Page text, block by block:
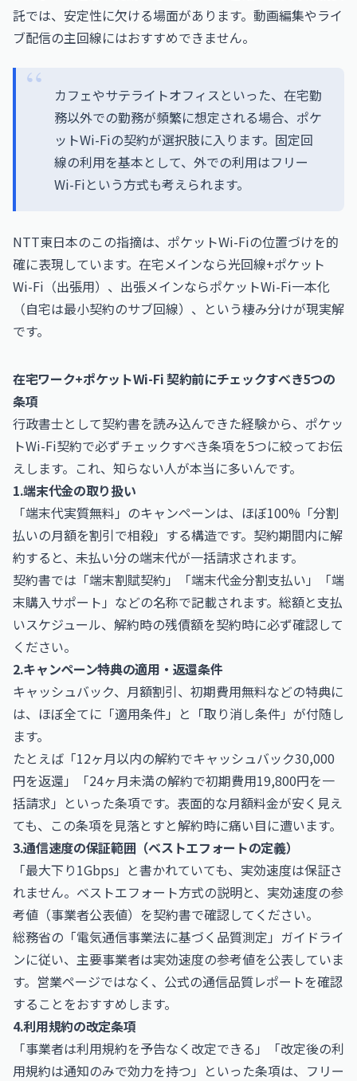
託では、安定性に欠ける場面があります。動画編集やライ
ブ配信の主回線にはおすすめできません。
カフェやサテライトオフィスといった、在宅勤
務以外での勤務が頻繁に想定される場合、ポケ
ットWi-Fiの契約が選択肢に入ります。固定回
線の利用を基本として、外での利用はフリー
Wi-Fiという方式も考えられます。
NTT東日本のこの指摘は、ポケットWi-Fiの位置づけを的
確に表現しています。在宅メインなら光回線+ポケット
Wi-Fi（出張用）、出張メインならポケットWi-Fi一本化
（自宅は最小契約のサブ回線）、という棲み分けが現実解
です。
在宅ワーク+ポケットWi-Fi 契約前にチェックすべき5つの
条項
行政書士として契約書を読み込んできた経験から、ポケッ
トWi-Fi契約で必ずチェックすべき条項を5つに絞ってお伝
えします。これ、知らない人が本当に多いんです。
1.端末代金の取り扱い
「端末代実質無料」のキャンペーンは、ほぼ100%「分割
払いの月額を割引で相殺」する構造です。契約期間内に解
約すると、未払い分の端末代が一括請求されます。
契約書では「端末割賦契約」「端末代金分割支払い」「端
末購入サポート」などの名称で記載されます。総額と支払
いスケジュール、解約時の残債額を契約時に必ず確認して
ください。
2.キャンペーン特典の適用・返還条件
キャッシュバック、月額割引、初期費用無料などの特典に
は、ほぼ全てに「適用条件」と「取り消し条件」が付随し
ます。
たとえば「12ヶ月以内の解約でキャッシュバック30,000
円を返還」「24ヶ月未満の解約で初期費用19,800円を一
括請求」といった条項です。表面的な月額料金が安く見え
ても、この条項を見落とすと解約時に痛い目に遭います。
3.通信速度の保証範囲（ベストエフォートの定義）
「最大下り1Gbps」と書かれていても、実効速度は保証さ
れません。ベストエフォート方式の説明と、実効速度の参
考値（事業者公表値）を契約書で確認してください。
総務省の「電気通信事業法に基づく品質測定」ガイドライ
ンに従い、主要事業者は実効速度の参考値を公表していま
す。営業ページではなく、公式の通信品質レポートを確認
することをおすすめします。
4.利用規約の改定条項
「事業者は利用規約を予告なく改定できる」「改定後の利
用規約は通知のみで効力を持つ」といった条項は、フリー